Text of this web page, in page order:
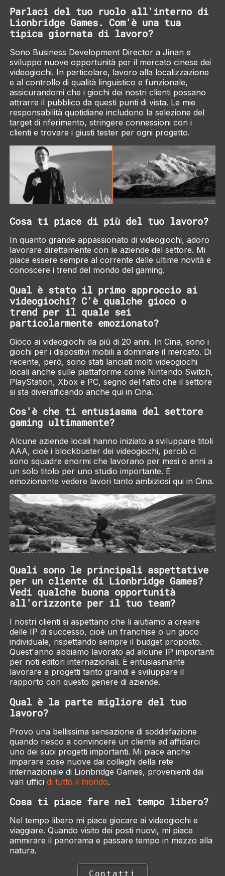
Parlaci del tuo ruolo all'interno di
Lionbridge Games. Com'è una tua
tipica giornata di lavoro?
Sono Business Development Director a Jinan e
sviluppo nuove opportunità per il mercato cinese dei
videogiochi. In particolare, lavoro alla localizzazione
e al controllo di qualità linguistico e funzionale,
assicurandomi che i giochi dei nostri clienti possano
attrarre il pubblico da questi punti di vista. Le mie
responsabilità quotidiane includono la selezione del
target di riferimento, stringere connessioni con i
clienti e trovare i giusti tester per ogni progetto.
Cosa ti piace di più del tuo lavoro?
In quanto grande appassionato di videogiochi, adoro
lavorare direttamente con le aziende del settore. Mi
piace essere sempre al corrente delle ultime novità e
conoscere i trend del mondo del gaming.
Qual è stato il primo approccio ai
videogiochi? C'è qualche gioco o
trend per il quale sei
particolarmente emozionato?
Gioco ai videogiochi da più di 20 anni. In Cina, sono i
giochi per i dispositivi mobili a dominare il mercato. Di
recente, però, sono stati lanciati molti videogiochi
locali anche sulle piattaforme come Nintendo Switch,
PlayStation, Xbox e PC, segno del fatto che il settore
si sta diversificando anche qui in Cina.
Cos'è che ti entusiasma del settore
gaming ultimamente?
Alcune aziende locali hanno iniziato a sviluppare titoli
AAA, cioè i blockbuster dei videogiochi, perciò ci
sono squadre enormi che lavorano per mesi o anni a
un solo titolo per uno studio importante. È
emozionante vedere lavori tanto ambiziosi qui in Cina.
Quali sono le principali aspettative
per un cliente di Lionbridge Games?
Vedi qualche buona opportunità
all'orizzonte per il tuo team?
I nostri clienti si aspettano che li aiutiamo a creare
delle IP di successo, cioè un franchise o un gioco
individuale, rispettando sempre il budget proposto.
Quest'anno abbiamo lavorato ad alcune IP importanti
per noti editori internazionali. È entusiasmante
lavorare a progetti tanto grandi e sviluppare il
rapporto con questo genere di aziende.
Qual è la parte migliore del tuo
lavoro?
Provo una bellissima sensazione di soddisfazione
quando riesco a convincere un cliente ad affidarci
uno dei suoi progetti importanti. Mi piace anche
imparare cose nuove dai colleghi della rete
internazionale di Lionbridge Games, provenienti dai
vari uffici di tutto il mondo.
Cosa ti piace fare nel tempo libero?
Nel tempo libero mi piace giocare ai videogiochi e
viaggiare. Quando visito dei posti nuovi, mi piace
ammirare il panorama e passare tempo in mezzo alla
natura.
Contatti